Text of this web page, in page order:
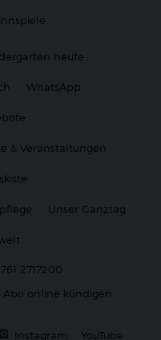
heute
WhatsApp
& Veranstaltungen
Unser Ganztag
2717200
Abo online kündigen
Instagram YouTube